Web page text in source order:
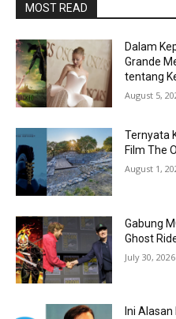
MOST READ
Dalam
Grande
tentang
August 5,
Ternyata
Film The
August 1,
Gabung
Ghost
July 30, 2026
Ini